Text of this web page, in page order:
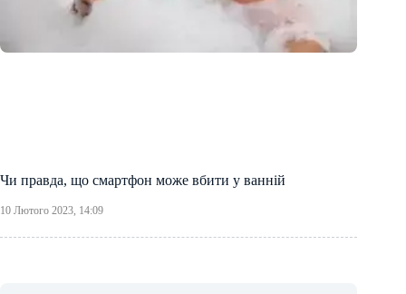
Чи правда, що смартфон може вбити у ванній
10 Лютого 2023, 14:09